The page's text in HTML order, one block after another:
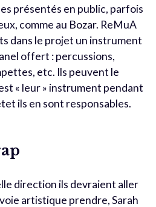
présentés en public, parfois
comme au Bozar. ReMuA
dans le projet un instrument
offert : percussions,
etc. Ils peuvent le
« leur » instrument pendant
ils en sont responsables.
direction ils devraient aller
artistique prendre, Sarah